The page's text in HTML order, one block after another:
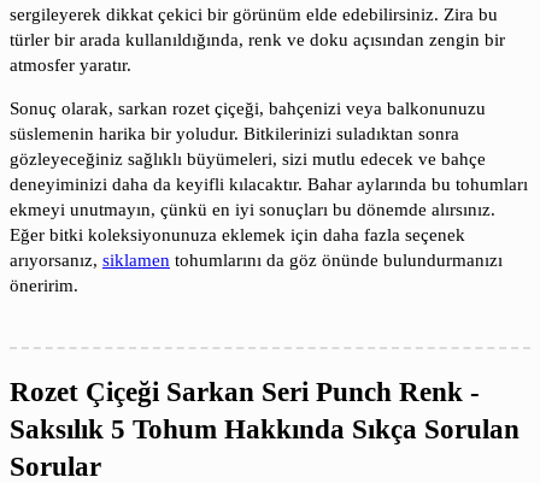
sergileyerek dikkat çekici bir görünüm elde edebilirsiniz. Zira bu
türler bir arada kullanıldığında, renk ve doku açısından zengin bir
atmosfer yaratır.
Sonuç olarak, sarkan rozet çiçeği, bahçenizi veya balkonunuzu
süslemenin harika bir yoludur. Bitkilerinizi suladıktan sonra
gözleyeceğiniz sağlıklı büyümeleri, sizi mutlu edecek ve bahçe
deneyiminizi daha da keyifli kılacaktır. Bahar aylarında bu tohumları
ekmeyi unutmayın, çünkü en iyi sonuçları bu dönemde alırsınız.
Eğer bitki koleksiyonunuza eklemek için daha fazla seçenek
arıyorsanız, siklamen tohumlarını da göz önünde bulundurmanızı
öneririm.
Rozet Çiçeği Sarkan Seri Punch Renk -
Saksılık 5 Tohum Hakkında Sıkça Sorulan
Sorular